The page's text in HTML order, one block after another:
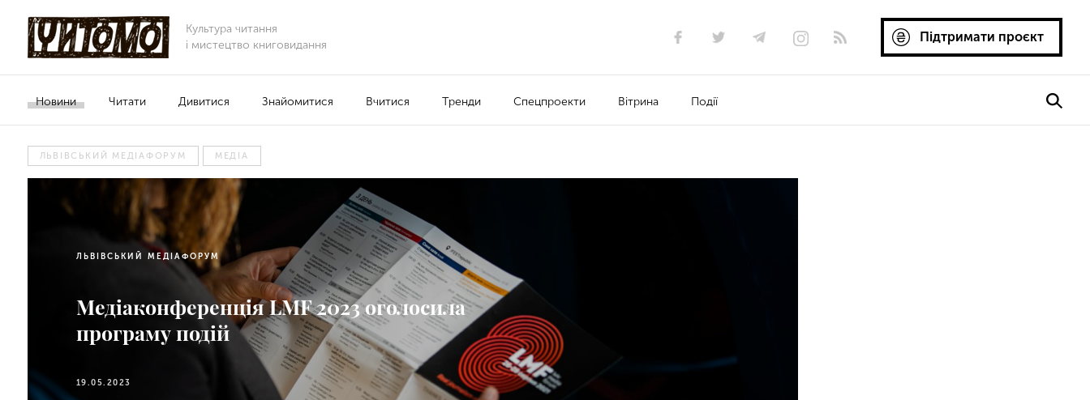
Культура читання
і мистецтво книговидання
Підтримати проєкт
Новини Читати Дивитися Знайомитися Вчитися Тренди Спецпроекти Вітрина Події
ЛЬВІВСЬКИЙ МЕДІАФОРУМ МЕДІА
ЛЬВІВСЬКИЙ МЕДІАФОРУМ
Медіаконференція LMF 2023 оголосила
програму подій
19.05.2023